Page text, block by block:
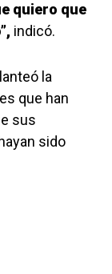
quiero que
indicó.
la
que han
sus
sido